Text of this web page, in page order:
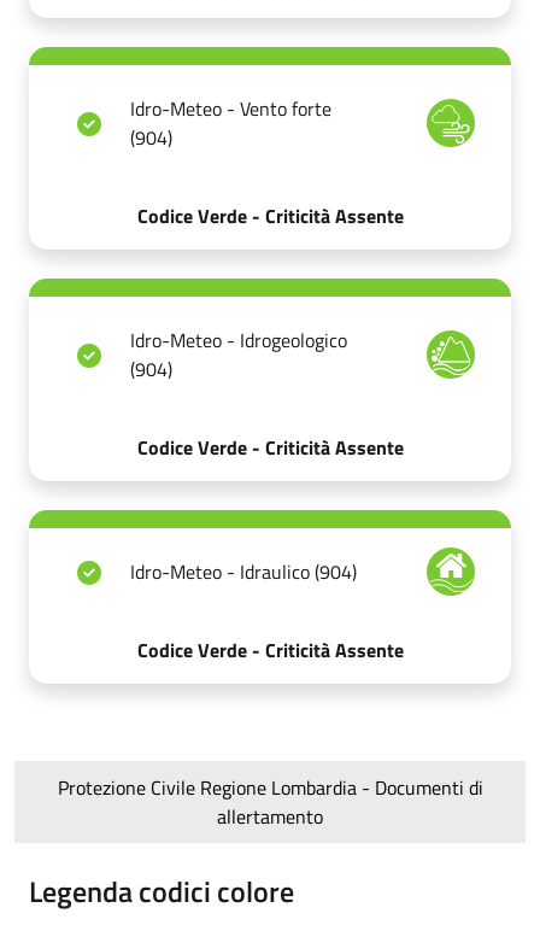
Idro-Meteo - Vento forte
(904)
Codice Verde - Criticità Assente
Idro-Meteo - Idrogeologico
(904)
Codice Verde - Criticità Assente
Idro-Meteo - Idraulico (904)
Codice Verde - Criticità Assente
Protezione Civile Regione Lombardia - Documenti di
allertamento
Legenda codici colore